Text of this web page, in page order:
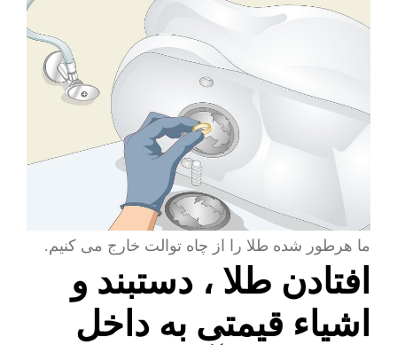
ما هرطور شده طلا را از چاه توالت خارج می کنیم.
افتادن طلا ، دستبند و
اشیاء قیمتی به داخل